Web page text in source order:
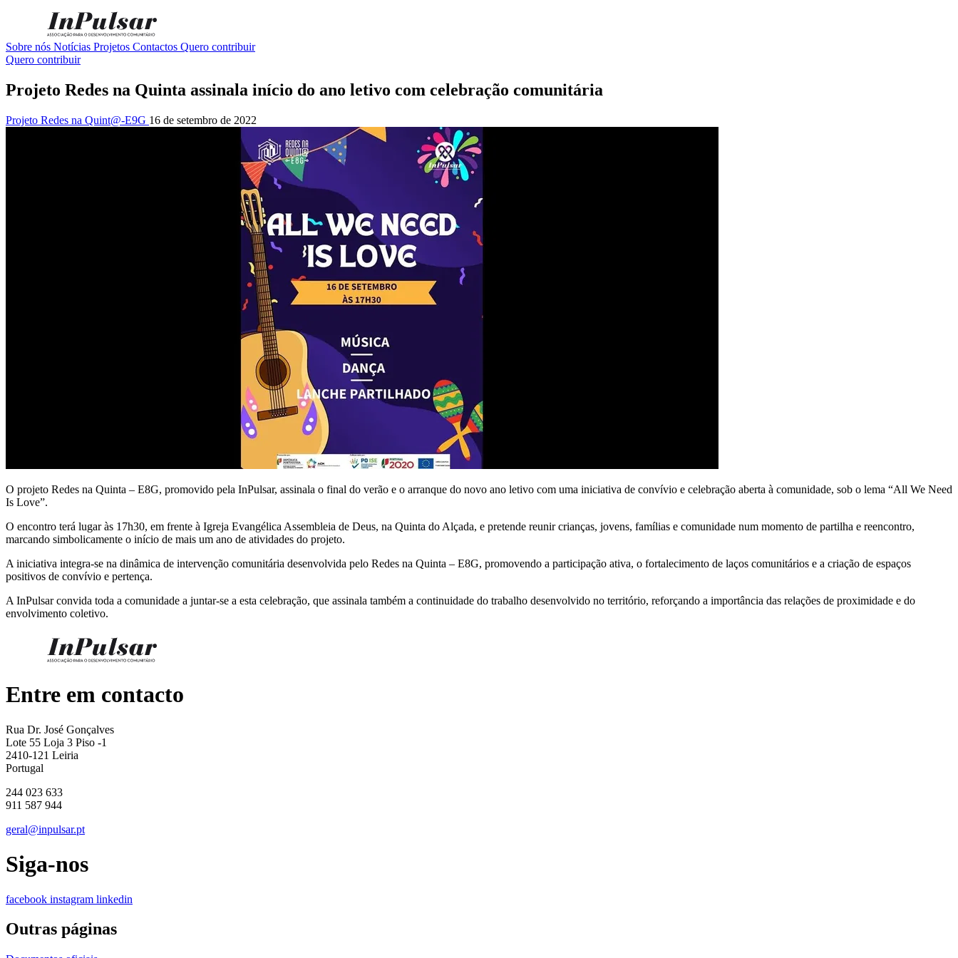
Sobre nós Notícias Projetos Contactos Quero contribuir
Quero contribuir
Projeto Redes na Quinta assinala início do ano letivo com celebração comunitária
Projeto Redes na Quint@-E9G 16 de setembro de 2022
O projeto Redes na Quinta – E8G, promovido pela InPulsar, assinala o final do verão e o arranque do novo ano letivo com uma iniciativa de convívio e celebração aberta à comunidade, sob o lema “All We Need
Is Love”.
O encontro terá lugar às 17h30, em frente à Igreja Evangélica Assembleia de Deus, na Quinta do Alçada, e pretende reunir crianças, jovens, famílias e comunidade num momento de partilha e reencontro,
marcando simbolicamente o início de mais um ano de atividades do projeto.
A iniciativa integra-se na dinâmica de intervenção comunitária desenvolvida pelo Redes na Quinta – E8G, promovendo a participação ativa, o fortalecimento de laços comunitários e a criação de espaços
positivos de convívio e pertença.
A InPulsar convida toda a comunidade a juntar-se a esta celebração, que assinala também a continuidade do trabalho desenvolvido no território, reforçando a importância das relações de proximidade e do
envolvimento coletivo.
Entre em contacto
Rua Dr. José Gonçalves
Lote 55 Loja 3 Piso -1
2410-121 Leiria
Portugal
244 023 633
911 587 944
geral@inpulsar.pt
Siga-nos
facebook instagram linkedin
Outras páginas